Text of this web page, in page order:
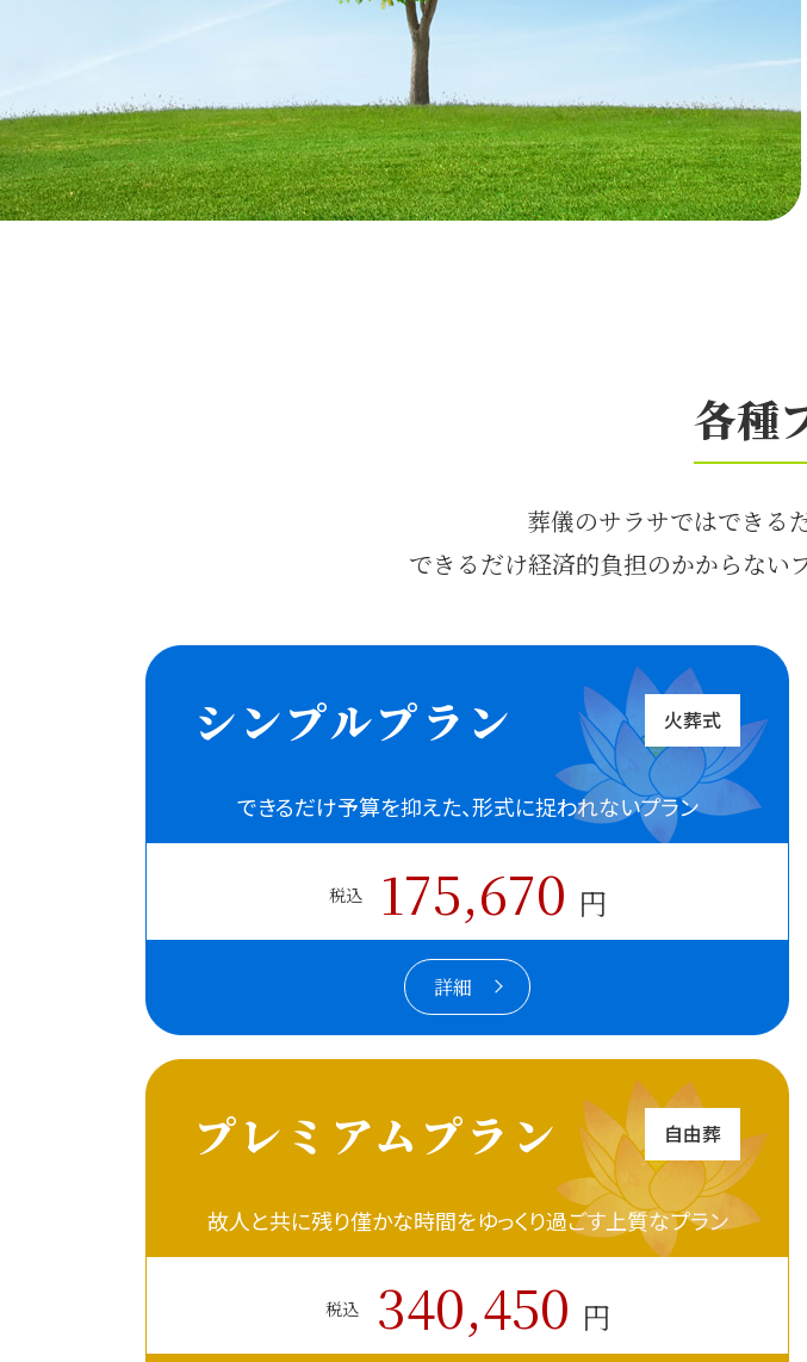
各種
葬儀のサラサではできる
できるだけ経済的負担のかからない
シンプルプラン 火葬式
できるだけ予算を抑えた、形式に捉われないプラン
税込 175,670 円
詳細
プレミアムプラン 自由葬
故人と共に残り僅かな時間をゆっくり過ごす上質なプラン
税込 340,450 円